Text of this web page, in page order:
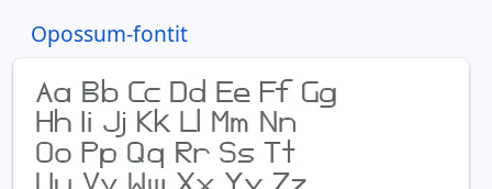
Opossum-fontit